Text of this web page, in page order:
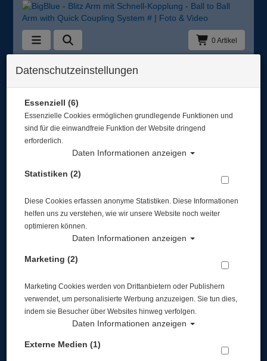
0 Artikel
Zurück
Alle Artikel zeigen aus: Foto & Video
BigBlue - Blitz Arm mit Schnell-Kopplung - Ball
Datenschutzeinstellungen
Essenziell (6)
Essenzielle Cookies ermöglichen grundlegende Funktionen und
sind für die einwandfreie Funktion der Website dringend
erforderlich.
Daten Informationen anzeigen
Statistiken (2)
Diese Cookies erfassen anonyme Statistiken. Diese Informationen
helfen uns zu verstehen, wie wir unsere Website noch weiter
optimieren können.
Daten Informationen anzeigen
Marketing (2)
Marketing Cookies werden von Drittanbietern oder Publishern
verwendet, um personalisierte Werbung anzuzeigen. Sie tun dies,
indem sie Besucher über Websites hinweg verfolgen.
Daten Informationen anzeigen
Externe Medien (1)